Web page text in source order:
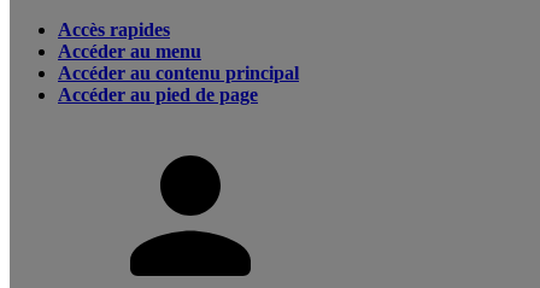
Accès rapides
Accéder au menu
Accéder au contenu principal
Accéder au pied de page